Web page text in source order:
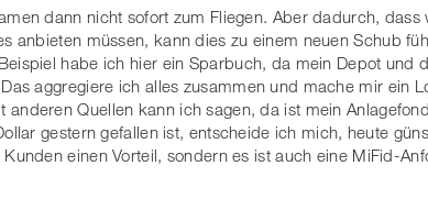
dann nicht sofort zum Fliegen. Aber dadurch, dass
anbieten müssen, kann dies zu einem neuen Schub
habe ich hier ein Sparbuch, da mein Depot und
aggregiere ich alles zusammen und mache mir ein
anderen Quellen kann ich sagen, da ist mein
gestern gefallen ist, entscheide ich mich, heute
einen Vorteil, sondern es ist auch eine MiFid-